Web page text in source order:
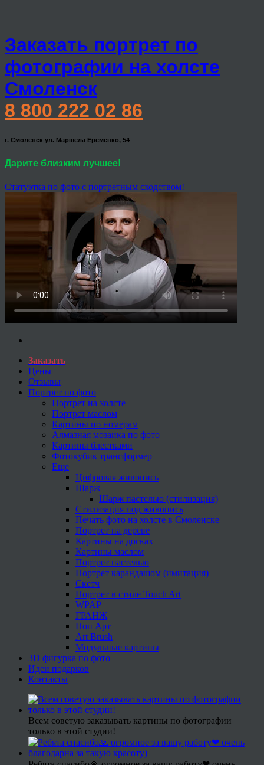
Заказать портрет по
фотографии на холсте
Смоленск
8 800 222 02 86
г. Смоленск ул. Маршела Ерёменко, 54
Дарите близким лучшее!
Статуэтка по фото с портретным сходством!
Заказать
Цены
Отзывы
Портрет по фото
Портрет на холсте
Портрет маслом
Картины по номерам
Алмазная мозаика по фото
Картины блестками
Фотокубик трансформер
Еще
Цифровая живопись
Шарж
Шарж пастелью (стилизация)
Стилизация под живопись
Печать фото на холсте в Смоленске
Портрет на дереве
Картины на досках
Картины маслом
Портрет пастелью
Портрет карандашом (имитация)
Скетч
Портрет в стиле Touch Art
WPAP
ГРАНЖ
Поп Арт
Art Brush
Модульные картины
3D фигурка по фото
Идеи подарков
Контакты
Всем советую заказывать картины по фотографии
только в этой студии!